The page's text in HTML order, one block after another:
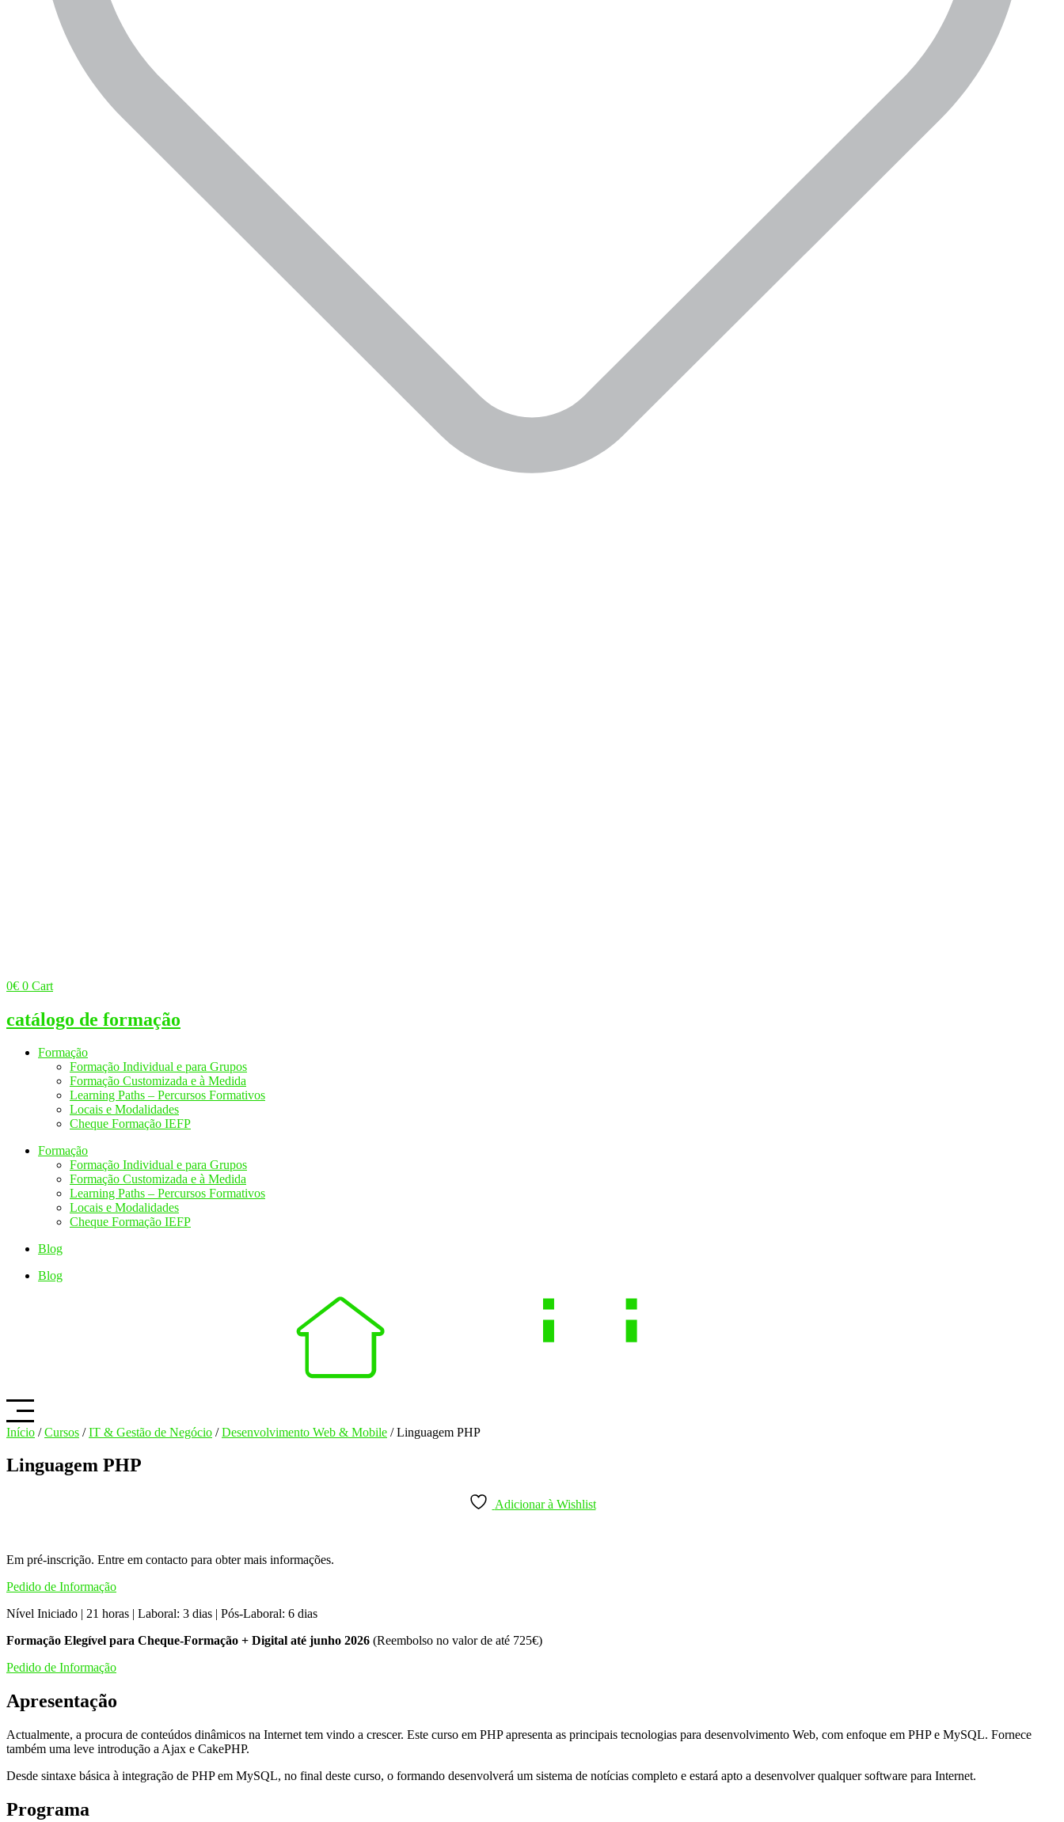
0€ 0 Cart
catálogo de formação
Formação
Formação Individual e para Grupos
Formação Customizada e à Medida
Learning Paths – Percursos Formativos
Locais e Modalidades
Cheque Formação IEFP
Formação
Formação Individual e para Grupos
Formação Customizada e à Medida
Learning Paths – Percursos Formativos
Locais e Modalidades
Cheque Formação IEFP
Blog
Blog
Início /Cursos /IT & Gestão de Negócio /Desenvolvimento Web & Mobile / Linguagem PHP
Linguagem PHP
Adicionar à Wishlist
Em pré-inscrição. Entre em contacto para obter mais informações.
Pedido de Informação
Nível Iniciado | 21 horas | Laboral: 3 dias | Pós-Laboral: 6 dias
Formação Elegível para Cheque-Formação + Digital até junho 2026 (Reembolso no valor de até 725€)
Pedido de Informação
Apresentação
Actualmente, a procura de conteúdos dinâmicos na Internet tem vindo a crescer. Este curso em PHP apresenta as principais tecnologias para desenvolvimento Web, com enfoque em PHP e MySQL. Fornece
também uma leve introdução a Ajax e CakePHP.
Desde sintaxe básica à integração de PHP em MySQL, no final deste curso, o formando desenvolverá um sistema de notícias completo e estará apto a desenvolver qualquer software para Internet.
Programa